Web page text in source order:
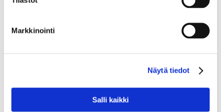
Markkinointi
Näytä tiedot
Salli kaikki
se predstavi s svojimi jedmi. Za ta namen članice in
S slovensko hrano se člani lahko spoznajo tudi na
Posebno priljubljeni pa so vsakoletni tematski,
kulinarični izleti v Slovenijio.
Veseli smo lahko, da je na Finskem toliko prijateljev